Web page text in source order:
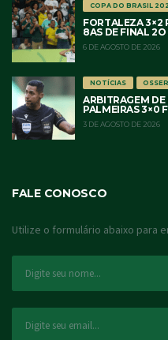
COPA DO BRASIL
FORTALEZA 3×2
8AS DE FINAL
6 DE AGOSTO DE 2026
NOTÍCIAS
ARBITRAGEM DE
PALMEIRAS 3×0
3 DE AGOSTO DE 2026
FALE CONOSCO
Utilize o formulário abaixo para